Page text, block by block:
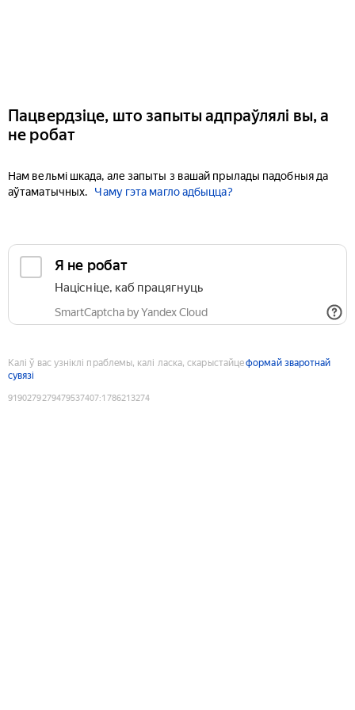
Пацвердзіце, што запыты адпраўлялі вы, а
не робат
Нам вельмі шкада, але запыты з вашай прылады падобныя да
аўтаматычных.
Чаму гэта магло адбыцца?
Я не робат
Націсніце, каб працягнуць
SmartCaptcha by Yandex Cloud
Калі ў вас узніклі праблемы, калі ласка, скарыстайцеформай зваротнай
сувязі
9190279279479537407:1786213274